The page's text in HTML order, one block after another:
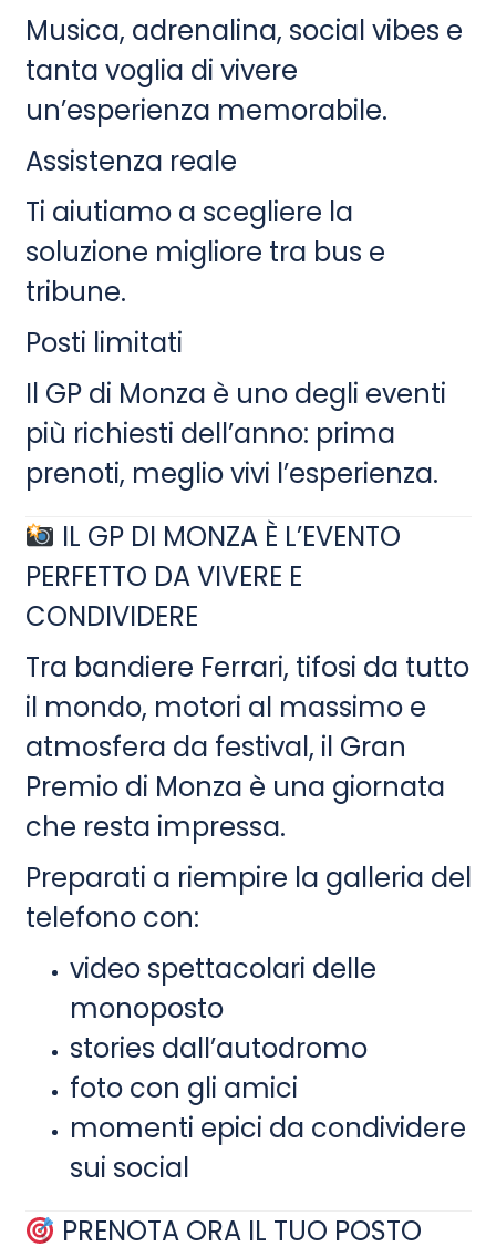
Musica, adrenalina, social vibes e
tanta voglia di vivere
un’esperienza memorabile.
Assistenza reale
Ti aiutiamo a scegliere la
soluzione migliore tra bus e
tribune.
Posti limitati
Il GP di Monza è uno degli eventi
più richiesti dell’anno: prima
prenoti, meglio vivi l’esperienza.
IL GP DI MONZA È L’EVENTO
PERFETTO DA VIVERE E
CONDIVIDERE
Tra bandiere Ferrari, tifosi da tutto
il mondo, motori al massimo e
atmosfera da festival, il Gran
Premio di Monza è una giornata
che resta impressa.
Preparati a riempire la galleria del
telefono con:
video spettacolari delle
monoposto
stories dall’autodromo
foto con gli amici
momenti epici da condividere
sui social
PRENOTA ORA IL TUO POSTO